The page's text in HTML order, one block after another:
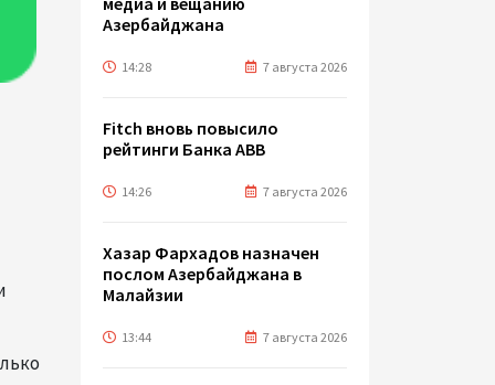
Азербайджана
14:28 7 августа 2026
Fitch вновь повысило
рейтинги Банка ABB
14:26 7 августа 2026
Хазар Фархадов назначен
послом Азербайджана в
Малайзии
13:44 7 августа 2026